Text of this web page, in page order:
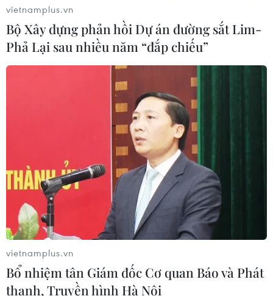
vietnamplus.vn
Bộ Xây dựng phản hồi Dự án đường sắt Lim-
Phả Lại sau nhiều năm “đắp chiếu”
vietnamplus.vn
Bổ nhiệm tân Giám đốc Cơ quan Báo và Phát
thanh, Truyền hình Hà Nội